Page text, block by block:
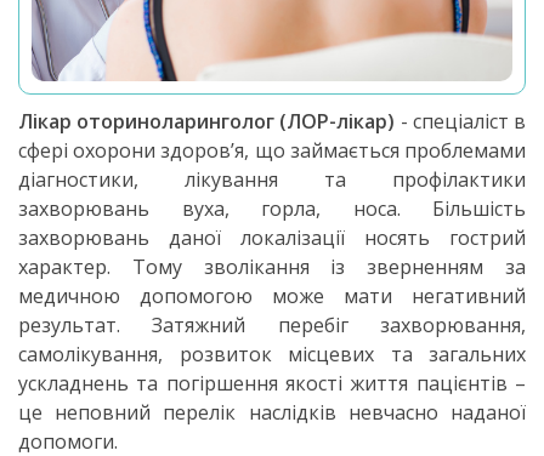
Лікар оториноларинголог (ЛОР-лікар) - спеціаліст в
сфері охорони здоров’я, що займається проблемами
діагностики, лікування та профілактики
захворювань вуха, горла, носа. Більшість
захворювань даної локалізації носять гострий
характер. Тому зволікання із зверненням за
медичною допомогою може мати негативний
результат. Затяжний перебіг захворювання,
самолікування, розвиток місцевих та загальних
ускладнень та погіршення якості життя пацієнтів –
це неповний перелік наслідків невчасно наданої
допомоги.